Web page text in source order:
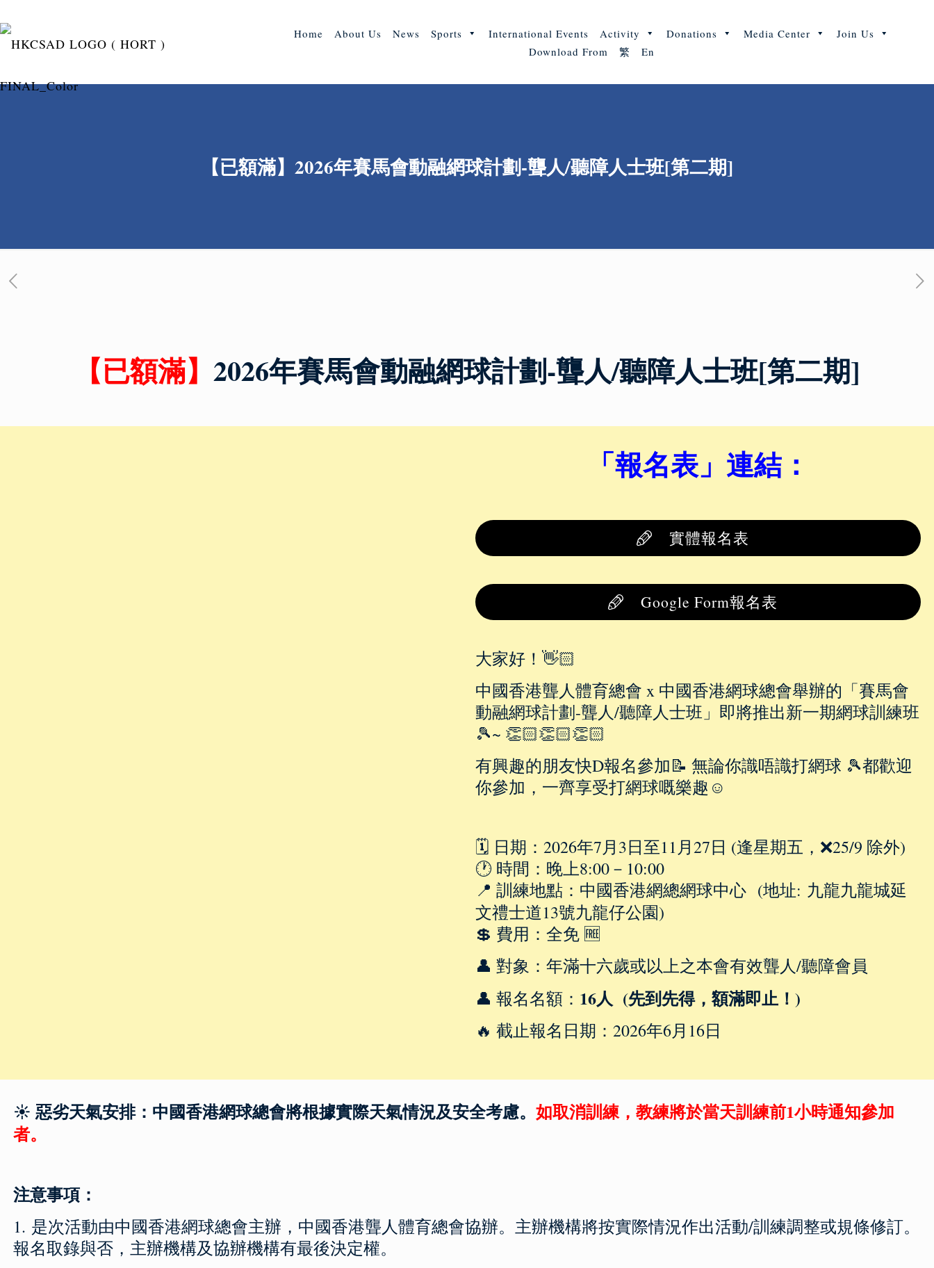
Home About Us News Sports International Events Activity Donations Media Center
Join Us
Download From
繁 En
【已額滿】2026年賽馬會動融網球計劃-聾人/聽障人士班[第二期]
【已額滿】 2026年賽馬會動融網球計劃-聾人/聽障人士班[第二期]
「報名表」 連結：
實體報名表
Google Form報名表
大家好！👋🏻
中國香港聾人體育總會 x 中國香港網球總會舉辦的「賽馬會
動融網球計劃-聾人/聽障人士班」即將推出新一期網球訓練班
🎾~ 👏🏻👏🏻👏🏻
有興趣的朋友快D報名參加📝 無論你識唔識打網球 🎾都歡迎
你參加，一齊享受打網球嘅樂趣☺️
🗓️ 日期：2026年7月3日至11月27日 (逢星期五，❌25/9 除外)
🕐 時間：晚上8:00－10:00
📍 訓練地點：中國香港網總網球中心 (地址: 九龍九龍城延
文禮士道13號九龍仔公園)
💲 費用：全免 🆓
👤 對象：年滿十六歲或以上之本會有效聾人/聽障會員
👤 報名名額： 16人 (先到先得，額滿即止！)
🔥 截止報名日期：2026年6月16日
☀️ 惡劣天氣安排： 中國香港網球總會將根據實際天氣情況及安全考慮。 如取消訓練，教練將於當天訓練前1小時通知參加
者。
注意事項：
1. 是次活動由中國香港網球總會主辦，中國香港聾人體育總會協辦。主辦機構將按實際情況作出活動/訓練調整或規條修訂。
報名取錄與否，主辦機構及協辦機構有最後決定權。